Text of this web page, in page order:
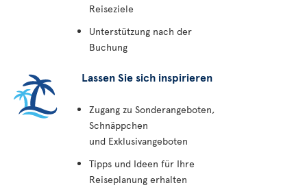
Reiseziele
Unterstützung nach der
Buchung
Lassen Sie sich inspirieren
Zugang zu Sonderangeboten,
Schnäppchen
und Exklusivangeboten
Tipps und Ideen für Ihre
Reiseplanung erhalten